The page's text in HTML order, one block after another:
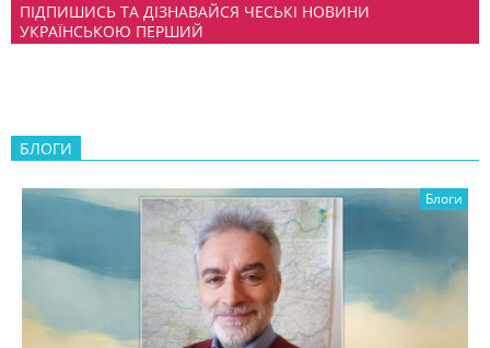
ПІДПИШИСЬ ТА ДІЗНАВАЙСЯ ЧЕСЬКІ НОВИНИ
УКРАЇНСЬКОЮ ПЕРШИЙ
БЛОГИ
Блоги